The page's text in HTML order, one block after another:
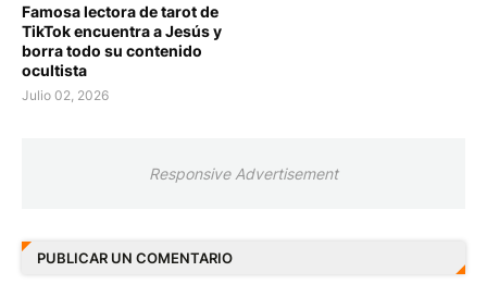
Famosa lectora de tarot de
TikTok encuentra a Jesús y
borra todo su contenido
ocultista
Julio 02, 2026
Responsive Advertisement
PUBLICAR UN COMENTARIO